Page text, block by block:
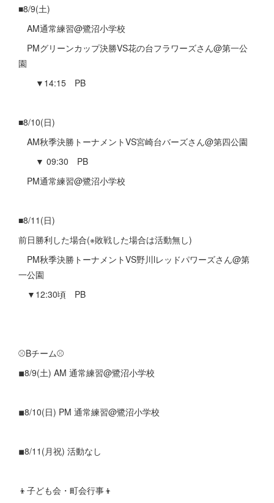
■8/9(土)
AM通常練習@鷺沼小学校
PMグリーンカップ決勝VS花の台フラワーズさん@第一公
園
▼14:15 PB
■8/10(日)
AM秋季決勝トーナメントVS宮崎台バーズさん@第四公園
▼ 09:30 PB
PM通常練習@鷺沼小学校
■8/11(日)
前日勝利した場合(※敗戦した場合は活動無し)
PM秋季決勝トーナメントVS野川lレッドパワーズさん@第
一公園
▼12:30頃 PB
⚾Bチーム⚾
◾︎8/9(土) AM 通常練習@鷺沼小学校
◾︎8/10(日) PM 通常練習@鷺沼小学校
◾︎8/11(月祝) 活動なし
👦子ども会・町会行事👦